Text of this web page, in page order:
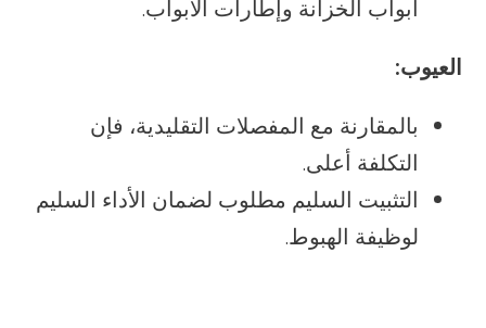
أبواب الخزانة وإطارات الأبواب.
العيوب:
بالمقارنة مع المفصلات التقليدية، فإن
التكلفة أعلى.
التثبيت السليم مطلوب لضمان الأداء السليم
لوظيفة الهبوط.